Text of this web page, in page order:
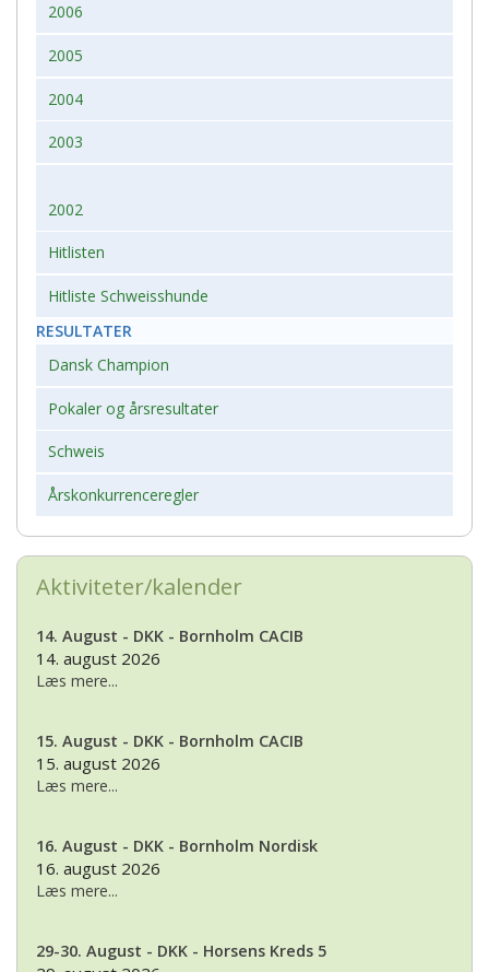
2006
2005
2004
2003
2002
Hitlisten
Hitliste Schweisshunde
RESULTATER
Dansk Champion
Pokaler og årsresultater
Schweis
Årskonkurrenceregler
Aktiviteter/kalender
14. August - DKK - Bornholm CACIB
14. august 2026
Læs mere...
15. August - DKK - Bornholm CACIB
15. august 2026
Læs mere...
16. August - DKK - Bornholm Nordisk
16. august 2026
Læs mere...
29-30. August - DKK - Horsens Kreds 5